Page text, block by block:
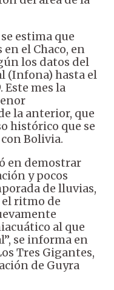
estima que
el Chaco, en
los datos del
(Infona) hasta el
Este mes la
la anterior, que
histórico que se
Bolivia.
en demostrar
y pocos
de lluvias,
el ritmo de
al que
se informa en
Tres Gigantes,
de Guyra